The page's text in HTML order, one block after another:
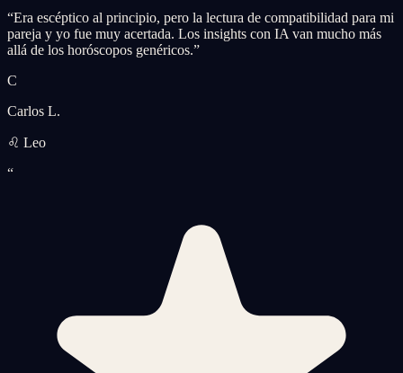
“Era escéptico al principio, pero la lectura de compatibilidad para mi
pareja y yo fue muy acertada. Los insights con IA van mucho más
allá de los horóscopos genéricos.”
C
Carlos L.
♌ Leo
“